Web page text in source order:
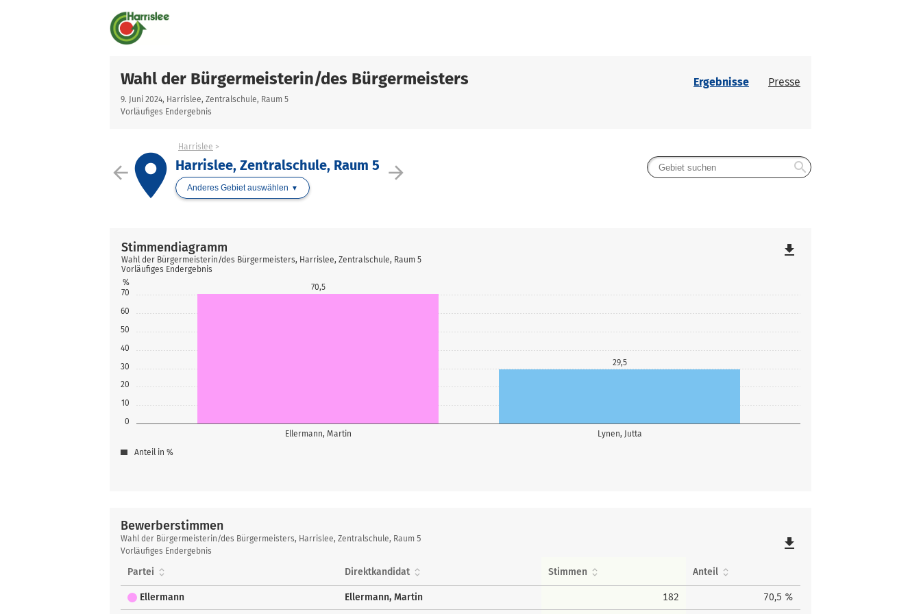
Wahl der Bürgermeisterin/des Bürgermeisters
9. Juni 2024, Harrislee, Zentralschule, Raum 5
Vorläufiges Endergebnis
Ergebnisse Presse
arrow_back arrow_forward
place
Harrislee
Harrislee, Zentralschule, Raum 5
Anderes Gebiet auswählen
search
0
10
20
30
40
50
60
70
%
Ellermann, Martin Lynen, Jutta
70,5
29,5
Stimmendiagramm
Wahl der Bürgermeisterin/des Bürgermeisters, Harrislee, Zentralschule, Raum 5
Vorläufiges Endergebnis
Anteil in %
file_download
Bewerberstimmen
Bewerberstimmen
Wahl der Bürgermeisterin/des Bürgermeisters, Harrislee, Zentralschule, Raum 5
Vorläufiges Endergebnis
file_download
Partei Direktkandidat Stimmen Anteil
Ellermann Ellermann, Martin 182 70,5 %